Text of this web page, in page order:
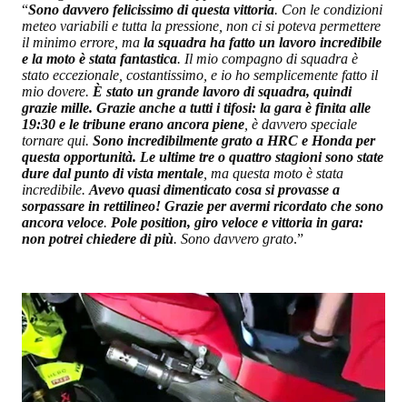
“Sono davvero felicissimo di questa vittoria. Con le condizioni
meteo variabili e tutta la pressione, non ci si poteva permettere
il minimo errore, ma la squadra ha fatto un lavoro incredibile
e la moto è stata fantastica. Il mio compagno di squadra è
stato eccezionale, costantissimo, e io ho semplicemente fatto il
mio dovere. È stato un grande lavoro di squadra, quindi
grazie mille. Grazie anche a tutti i tifosi: la gara è finita alle
19:30 e le tribune erano ancora piene , è davvero speciale
tornare qui. Sono incredibilmente grato a HRC e Honda per
questa opportunità. Le ultime tre o quattro stagioni sono state
dure dal punto di vista mentale , ma questa moto è stata
incredibile. Avevo quasi dimenticato cosa si provasse a
sorpassare in rettilineo! Grazie per avermi ricordato che sono
ancora veloce. Pole position, giro veloce e vittoria in gara:
non potrei chiedere di più. Sono davvero grato.”